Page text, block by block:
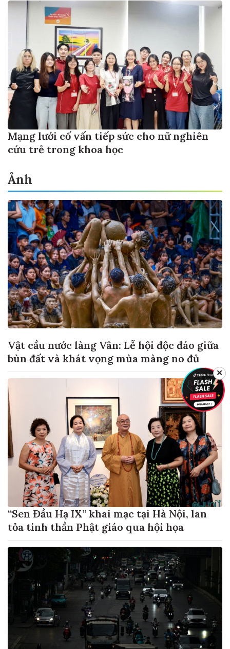
Mạng lưới cố vấn tiếp sức cho nữ nghiên
cứu trẻ trong khoa học
Ảnh
Vật cầu nước làng Vân: Lễ hội độc đáo giữa
bùn đất và khát vọng mùa màng no đủ
“Sen Đầu Hạ IX” khai mạc tại Hà Nội, lan
tỏa tinh thần Phật giáo qua hội họa
✕